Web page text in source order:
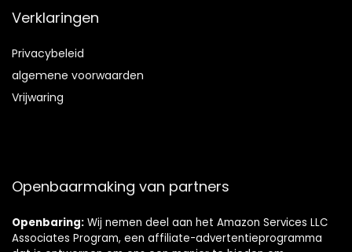
Verklaringen
Privacybeleid
algemene voorwaarden
Vrijwaring
Openbaarmaking van partners
Openbaring: Wij nemen deel aan het Amazon Services LLC
Associates Program, een affiliate-advertentieprogramma